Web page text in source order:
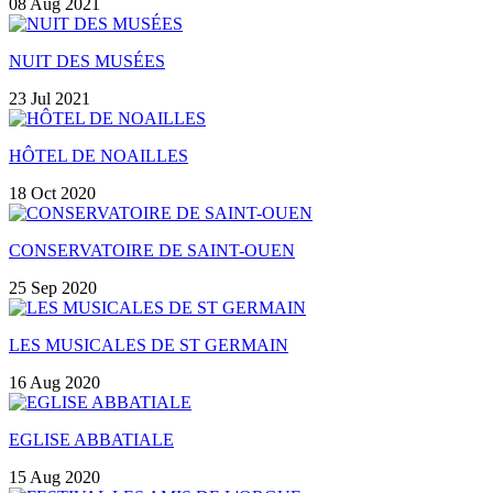
NUIT DES MUSÉES
23 Jul 2021
HÔTEL DE NOAILLES
18 Oct 2020
CONSERVATOIRE DE SAINT-OUEN
25 Sep 2020
LES MUSICALES DE ST GERMAIN
16 Aug 2020
EGLISE ABBATIALE
15 Aug 2020